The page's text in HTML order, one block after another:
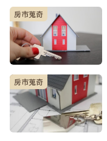
房市蒐奇
房市蒐奇